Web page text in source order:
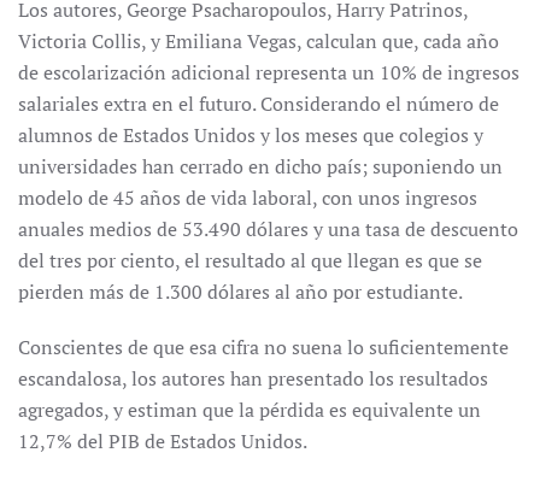
Los autores, George Psacharopoulos, Harry Patrinos,
Victoria Collis, y Emiliana Vegas, calculan que, cada año
de escolarización adicional representa un 10% de ingresos
salariales extra en el futuro. Considerando el número de
alumnos de Estados Unidos y los meses que colegios y
universidades han cerrado en dicho país; suponiendo un
modelo de 45 años de vida laboral, con unos ingresos
anuales medios de 53.490 dólares y una tasa de descuento
del tres por ciento, el resultado al que llegan es que se
pierden más de 1.300 dólares al año por estudiante.
Conscientes de que esa cifra no suena lo suficientemente
escandalosa, los autores han presentado los resultados
agregados, y estiman que la pérdida es equivalente un
12,7% del PIB de Estados Unidos.